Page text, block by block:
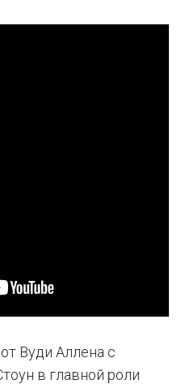
Вуди Аллена с
в главной роли